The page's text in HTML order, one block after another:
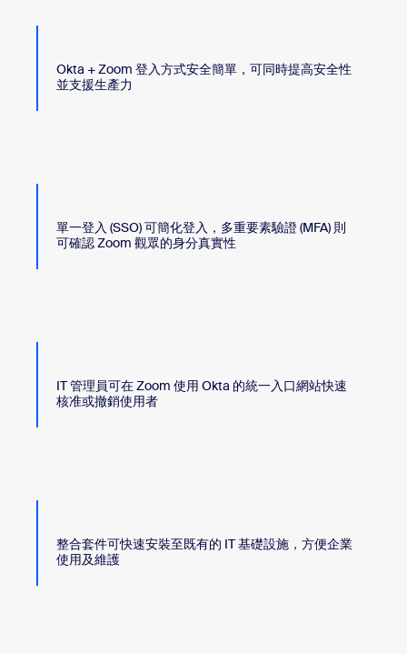
Okta + Zoom 登入方式安全簡單，可同時提高安全性
並支援生產力
單一登入 (SSO) 可簡化登入，多重要素驗證 (MFA) 則
可確認 Zoom 觀眾的身分真實性
IT 管理員可在 Zoom 使用 Okta 的統一入口網站快速
核准或撤銷使用者
整合套件可快速安裝至既有的 IT 基礎設施，方便企業
使用及維護